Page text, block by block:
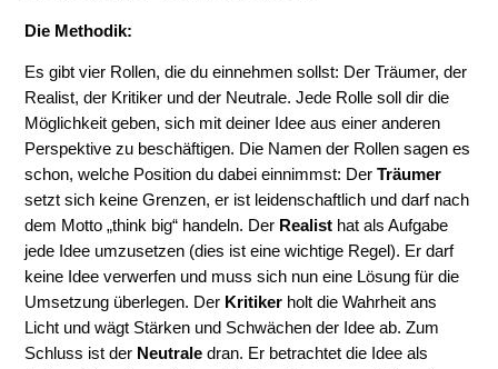
Die Methodik:
Es gibt vier Rollen, die du einnehmen sollst: Der Träumer, der
Realist, der Kritiker und der Neutrale. Jede Rolle soll dir die
Möglichkeit geben, sich mit deiner Idee aus einer anderen
Perspektive zu beschäftigen. Die Namen der Rollen sagen es
schon, welche Position du dabei einnimmst: DerTräumer
setzt sich keine Grenzen, er ist leidenschaftlich und darf nach
dem Motto „think big“ handeln. Der Realist hat als Aufgabe
jede Idee umzusetzen (dies ist eine wichtige Regel). Er darf
keine Idee verwerfen und muss sich nun eine Lösung für die
Umsetzung überlegen. Der Kritiker holt die Wahrheit ans
Licht und wägt Stärken und Schwächen der Idee ab. Zum
Schluss ist der Neutrale dran. Er betrachtet die Idee als